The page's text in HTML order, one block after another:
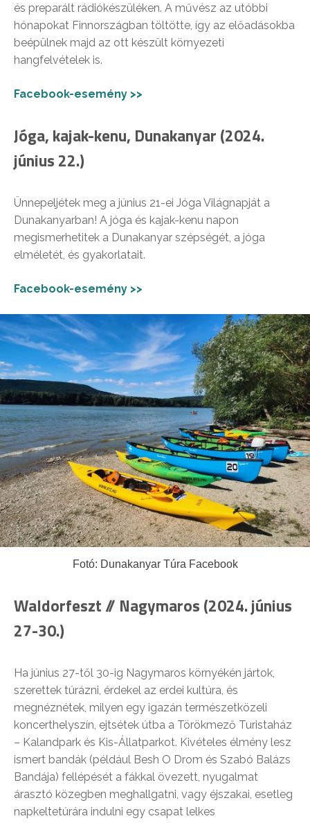
és preparált rádiókészüléken. A művész az utóbbi
hónapokat Finnországban töltötte, így az előadásokba
beépülnek majd az ott készült környezeti
hangfelvételek is.
Facebook-esemény >>
Jóga, kajak-kenu, Dunakanyar (2024.
június 22.)
Ünnepeljétek meg a június 21-ei Jóga Világnapját a
Dunakanyarban! A jóga és kajak-kenu napon
megismerhetitek a Dunakanyar szépségét, a jóga
elméletét, és gyakorlatait.
Facebook-esemény >>
Fotó: Dunakanyar Túra Facebook
Waldorfeszt // Nagymaros (2024. június
27-30.)
Ha június 27-től 30-ig Nagymaros környékén jártok,
szerettek túrázni, érdekel az erdei kultúra, és
megnéznétek, milyen egy igazán természetközeli
koncerthelyszín, ejtsétek útba a Törökmező Turistaház
– Kalandpark és Kis-Állatparkot. Kivételes élmény lesz
ismert bandák (például Besh O Drom és Szabó Balázs
Bandája) fellépését a fákkal övezett, nyugalmat
árasztó közegben meghallgatni, vagy éjszakai, esetleg
napkeltetúrára indulni egy csapat lelkes